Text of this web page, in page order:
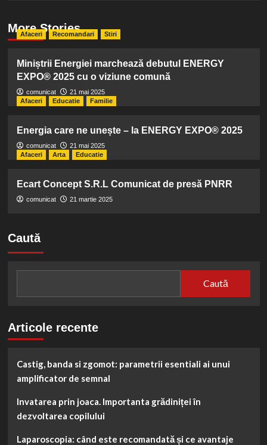
More Stories
Afaceri Recomandari Stiri
Miniștrii Energiei marchează debutul ENERGY
EXPO® 2025 cu o viziune comună
comunicat
21 mai 2025
Afaceri
Educatie Familie
Energia care ne unește – la ENERGY EXPO® 2025
comunicat
21 mai 2025
Afaceri
Arta Educatie
Ecart Concept S.R.L Comunicat de presă PNRR
comunicat 21 martie 2025
Caută
Caută
Articole recente
Castig, banda si zgomot: parametrii esentiali ai unui
amplificator de semnal
Invatarea prin joaca. Importanta grădiniței în
dezvoltarea copilului
Laparoscopia: când este recomandată și ce avantaje